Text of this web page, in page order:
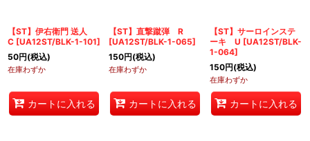
【ST】伊右衛門 送人
C [UA12ST/BLK-1-101]
50円(税込)
在庫わずか
カートに入れる
【ST】直撃蹴弾 R
[UA12ST/BLK-1-065]
150円(税込)
在庫わずか
カートに入れる
【ST】サーロインステ
ーキ U [UA12ST/BLK-
1-064]
150円(税込)
在庫わずか
カートに入れる